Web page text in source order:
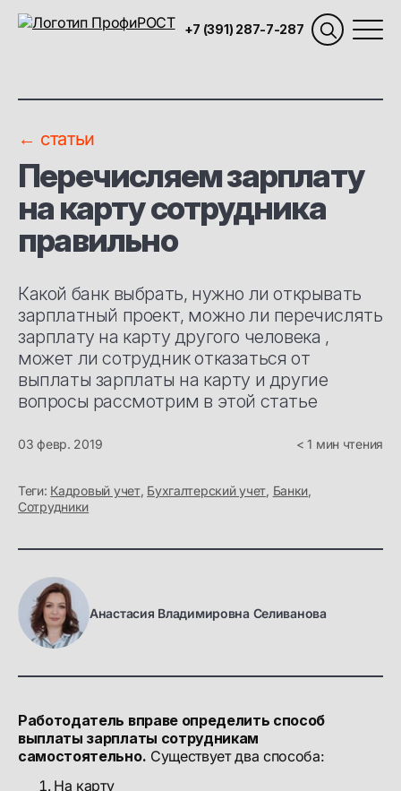
+7 (391) 287-7-287
← статьи
Перечисляем зарплату
на карту сотрудника
правильно
Какой банк выбрать, нужно ли открывать
зарплатный проект, можно ли перечислять
зарплату на карту другого человека ,
может ли сотрудник отказаться от
выплаты зарплаты на карту и другие
вопросы рассмотрим в этой статье
03 февр. 2019 < 1 мин чтения
Теги: Кадровый учет, Бухгалтерский учет, Банки,
Сотрудники
Работодатель вправе определить способ
выплаты зарплаты сотрудникам
самостоятельно. Существует два способа:
На карту
Анастасия Владимировна Селиванова